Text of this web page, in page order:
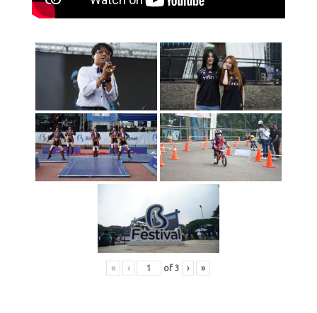
« ‹ of3 › »